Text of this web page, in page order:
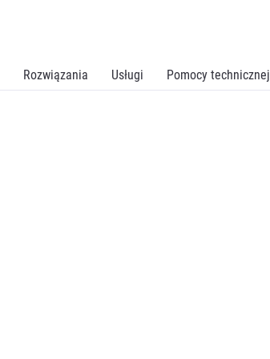
Rozwiązania Usługi Pomocy technicznej